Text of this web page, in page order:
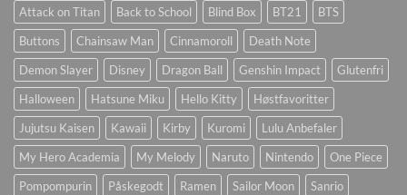
Attack on Titan Back to School Blind Box BT21
BTS
Buttons
Chainsaw Man Cinnamoroll
Death Note
Demon Slayer
Disney Dragon Ball Genshin Impact
Glutenfri
Halloween
Hatsune Miku Hello Kitty
Høstfavoritter
Jujutsu Kaisen
Kawaii Kirby Kuromi
Lulu Anbefaler
My Hero Academia
My Melody Naruto Nintendo
One Piece
Pompompurin
Påskegodt Ramen Sailor Moon
Sanrio